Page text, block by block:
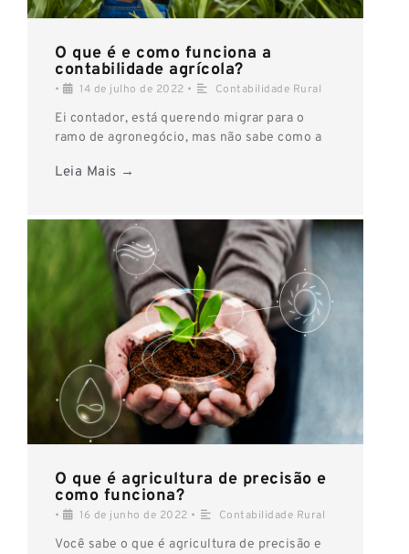
O que é e como funciona a
contabilidade agrícola?
• 14 de julho de 2022 • Contabilidade Rural
Ei contador, está querendo migrar para o
ramo de agronegócio, mas não sabe como a
Leia Mais →
O que é agricultura de precisão e
como funciona?
• 16 de junho de 2022 • Contabilidade Rural
Você sabe o que é agricultura de precisão e